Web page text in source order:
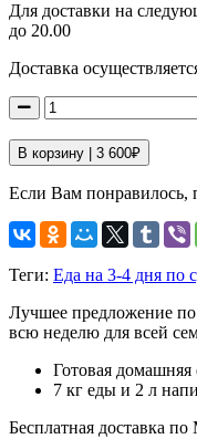
Для доставки на
до 20.00
Доставка
В корзину | 3 600₽
Если Вам понравилось,
Теги: Еда на 3-4 дня по
Лучшее предложение
всю неделю для всей
Готовая домашняя
7 кг еды и 2 л
Бесплатная доставка